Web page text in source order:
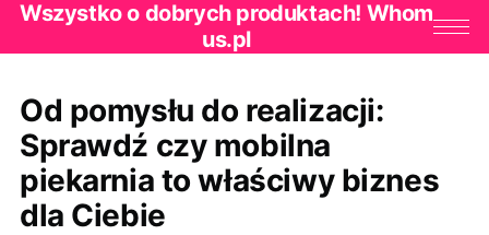
Wszystko o dobrych produktach! Whom
us.pl
Od pomysłu do realizacji:
Sprawdź czy mobilna
piekarnia to właściwy biznes
dla Ciebie